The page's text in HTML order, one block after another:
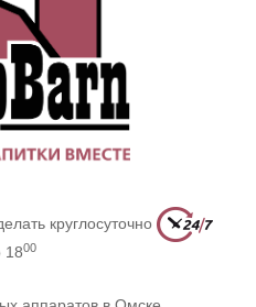
круглосуточно
1800